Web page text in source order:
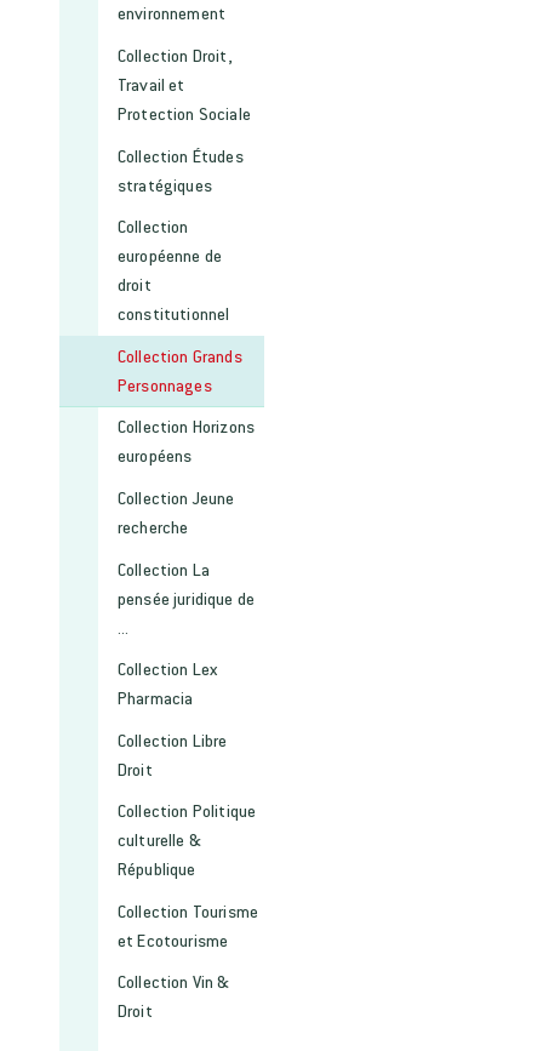
environnement
Collection Droit,
Travail et
Protection Sociale
Collection Études
stratégiques
Collection
européenne de
droit
constitutionnel
Collection Grands
Personnages
Collection Horizons
européens
Collection Jeune
recherche
Collection La
pensée juridique de
Collection Lex
Pharmacia
Collection Libre
Droit
Collection Politique
culturelle &
République
Collection Tourisme
et Ecotourisme
Collection Vin &
Droit